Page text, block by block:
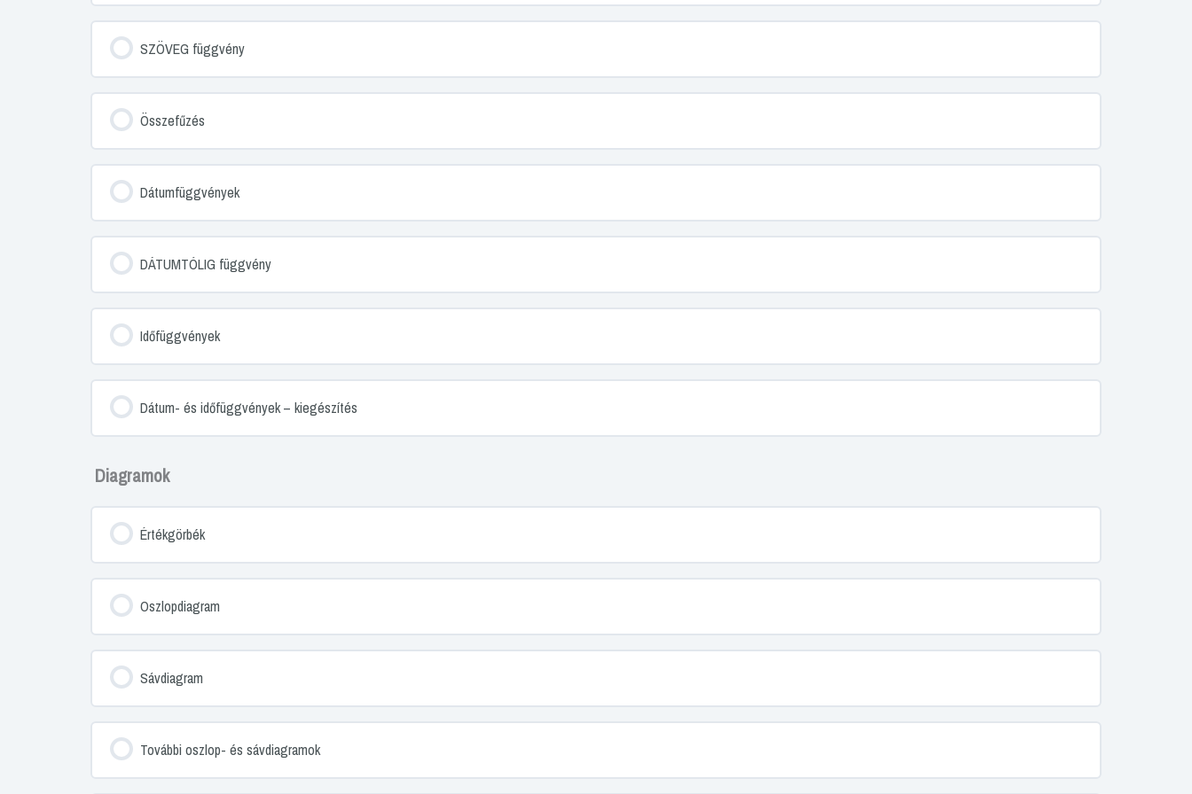
SZÖVEG függvény
Összefűzés
Dátumfüggvények
DÁTUMTÓLIG függvény
Időfüggvények
Dátum- és időfüggvények – kiegészítés
Diagramok
Értékgörbék
Oszlopdiagram
Sávdiagram
További oszlop- és sávdiagramok